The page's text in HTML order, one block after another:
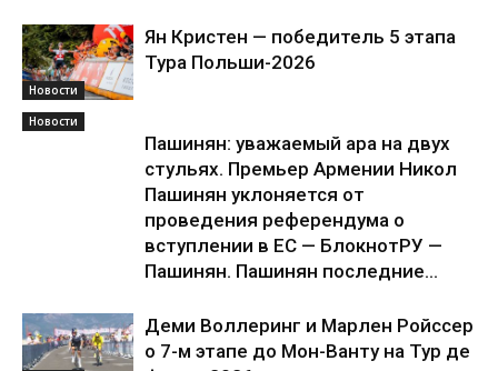
Новости
Ян Кристен — победитель 5 этапа
Тура Польши-2026
Новости
Пашинян: уважаемый ара на двух
стульях. Премьер Армении Никол
Пашинян уклоняется от
проведения референдума о
вступлении в ЕС — БлокнотРУ —
Пашинян. Пашинян последние...
Деми Воллеринг и Марлен Ройссер
о 7-м этапе до Мон-Ванту на Тур де